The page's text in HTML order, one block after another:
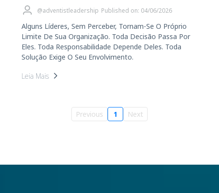
@adventistleadership Published on: 04/06/2026
Alguns Líderes, Sem Perceber, Tornam-Se O Próprio
Limite De Sua Organização. Toda Decisão Passa Por
Eles. Toda Responsabilidade Depende Deles. Toda
Solução Exige O Seu Envolvimento.
Leia Mais
Previous 1 Next